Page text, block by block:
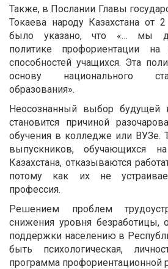
Также, в Послании Главы
Токаева народу Казахстана от
было указано, что «… мы
политике профориентации
способностей учащихся. Эта
основу национального
образования».
Неосознанный выбор будущей
становится причиной
обучения в колледже или ВУЗе.
выпускников, обучающихся
Казахстана, отказываются
потому как их не
профессия.
Решением проблем
снижения уровня безработицы,
поддержки населению в
быть психологическая,
программа профориентационной